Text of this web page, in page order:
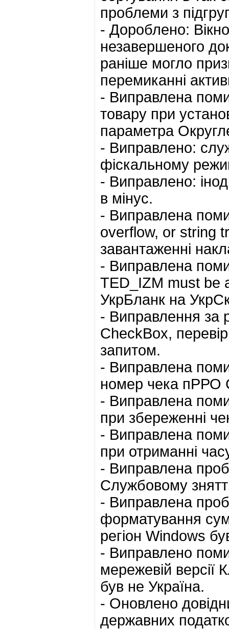
проблеми з
- Дороблено:
незавершеного
раніше могло
перемиканні
- Виправлена
товару при
параметра
- Виправлено:
фіскальному
- Виправлено:
в мінус.
- Виправлена
overflow, or string
завантаженні
- Виправлена
TED_IZM must be
УкрБланк на
- Виправлення за
CheckBox,
запитом.
- Виправлена
номер чека пРРО
- Виправлена
при збереженні
- Виправлена
при отриманні
- Виправлена
Службовому
- Виправлена
форматування
регіон Windows
- Виправлено
мережевій версії
був не Україна.
- Оновлено
державних